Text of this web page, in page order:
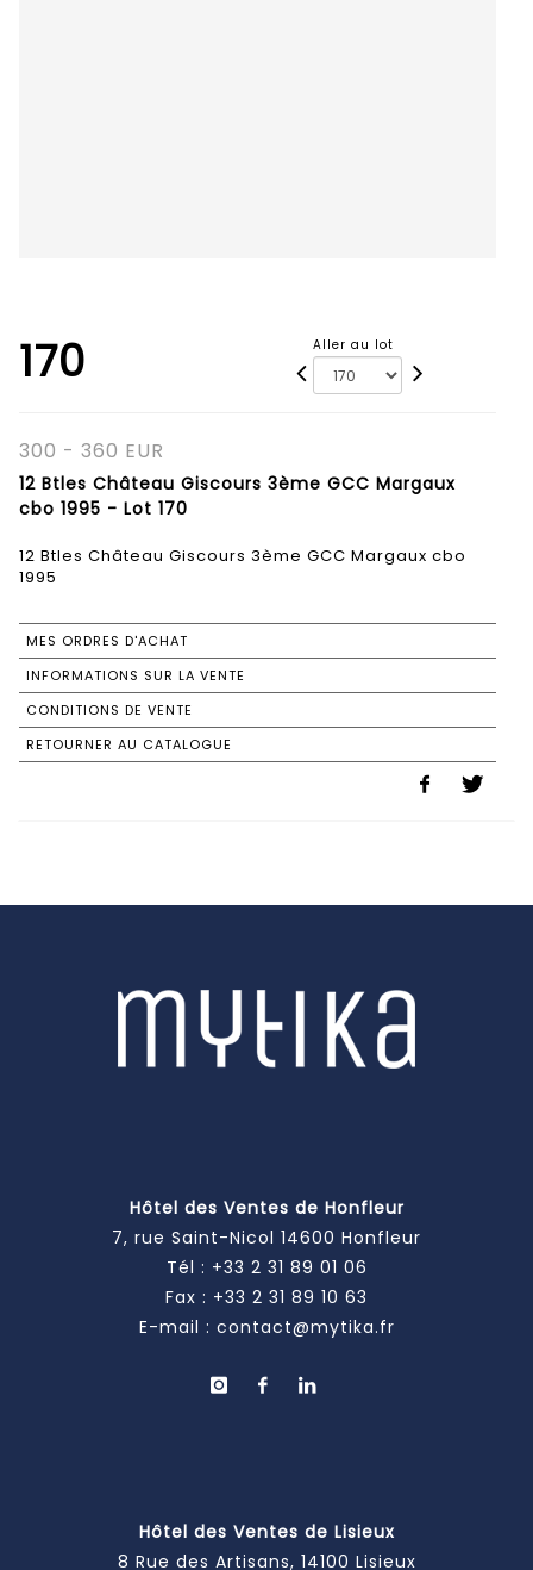
170 Aller au lot
300 - 360 EUR
12 Btles Château Giscours 3ème GCC Margaux
cbo 1995 - Lot 170
12 Btles Château Giscours 3ème GCC Margaux cbo
1995
MES ORDRES D'ACHAT
INFORMATIONS SUR LA VENTE
CONDITIONS DE VENTE
RETOURNER AU CATALOGUE
Hôtel des Ventes de Honfleur
7, rue Saint-Nicol 14600 Honfleur
Tél : +33 2 31 89 01 06
Fax : +33 2 31 89 10 63
E-mail : contact@mytika.fr
Hôtel des Ventes de Lisieux
8 Rue des Artisans, 14100 Lisieux